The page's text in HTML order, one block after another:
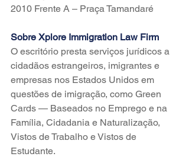
2010 Frente A – Praça Tamandaré
Sobre Xplore Immigration Law Firm
O escritório presta serviços jurídicos a
cidadãos estrangeiros, imigrantes e
empresas nos Estados Unidos em
questões de imigração, como Green
Cards — Baseados no Emprego e na
Família, Cidadania e Naturalização,
Vistos de Trabalho e Vistos de
Estudante.